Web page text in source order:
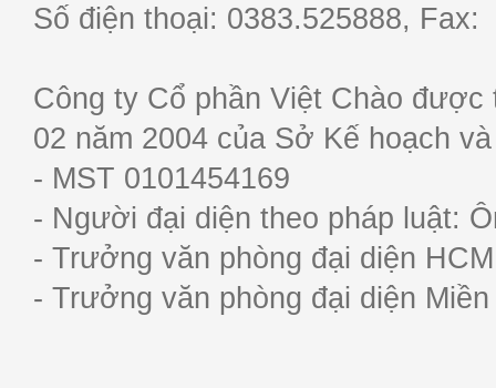
Số điện thoại: 0383.525888,
Công ty Cổ phần Việt Chào được
02 năm 2004 của Sở Kế hoạch
- MST 0101454169
- Người đại diện theo pháp luật:
- Trưởng văn phòng đại diện
- Trưởng văn phòng đại diện